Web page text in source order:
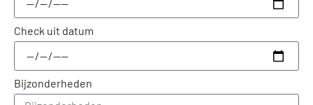
Check uit datum
Bijzonderheden